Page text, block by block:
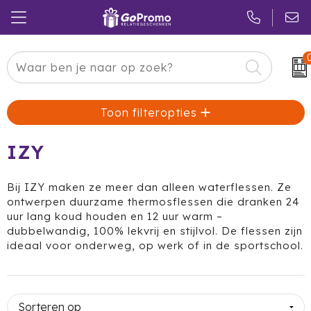
Kerstpakketten
Pakketten
Duurzaam
Give-aways
Huis & Tuin
Keuken
Eten & Drinken
Carnaval
Koningsdag
Sinterklaas
Kerst
Eindejaar
Pride Month
24 ICE
Air Up
Amuse
Anker
BE O
Belkin
Toon filteropties
IZY
Bij IZY maken ze meer dan alleen waterflessen. Ze
ontwerpen duurzame thermosflessen die dranken 24
uur lang koud houden en 12 uur warm –
dubbelwandig, 100% lekvrij en stijlvol. De flessen zijn
ideaal voor onderweg, op werk of in de sportschool.